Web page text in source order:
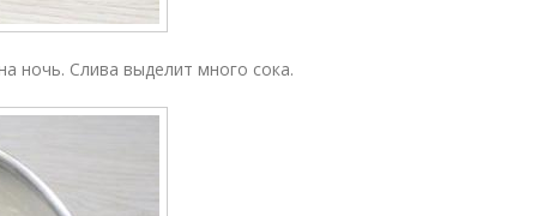
ночь. Слива выделит много сока.